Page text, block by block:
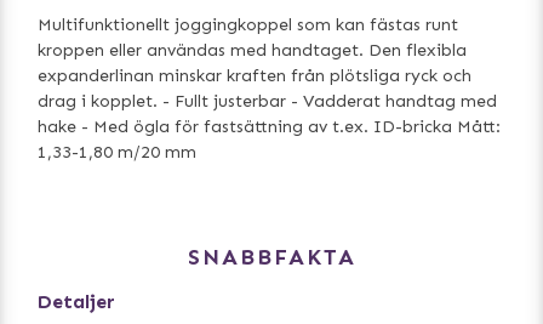
Multifunktionellt joggingkoppel som kan fästas runt
kroppen eller användas med handtaget. Den flexibla
expanderlinan minskar kraften från plötsliga ryck och
drag i kopplet. - Fullt justerbar - Vadderat handtag med
hake - Med ögla för fastsättning av t.ex. ID-bricka Mått:
1,33-1,80 m/20 mm
SNABBFAKTA
Detaljer